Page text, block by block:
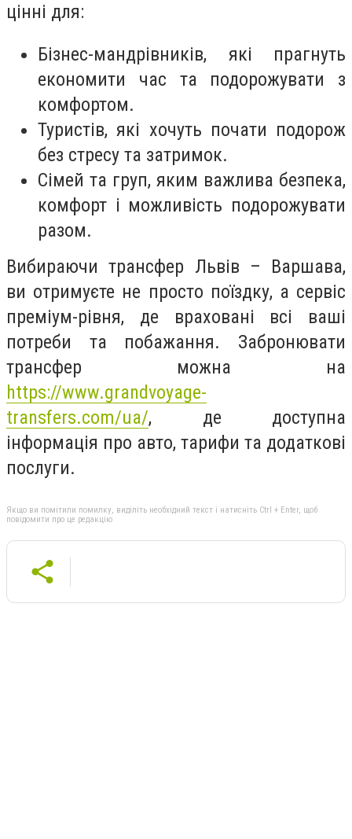
цінні для:
Бізнес-мандрівників, які прагнуть
економити час та подорожувати з
комфортом.
Туристів, які хочуть почати подорож
без стресу та затримок.
Сімей та груп, яким важлива безпека,
комфорт і можливість подорожувати
разом.
Вибираючи трансфер Львів – Варшава,
ви отримуєте не просто поїздку, а сервіс
преміум-рівня, де враховані всі ваші
потреби та побажання. Забронювати
трансфер можна на
https://www.grandvoyage-
transfers.com/ua/, де доступна
інформація про авто, тарифи та додаткові
послуги.
Якщо ви помітили помилку, виділіть необхідний текст і натисніть Ctrl + Enter, щоб
повідомити про це редакцію